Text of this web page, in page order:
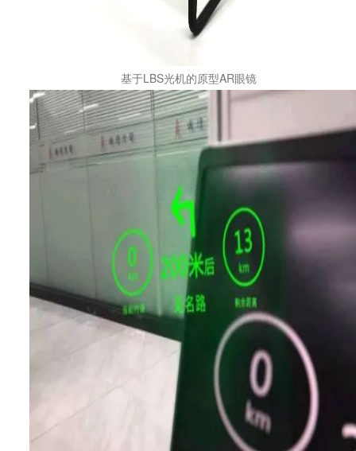
基于LBS光机的原型AR眼镜